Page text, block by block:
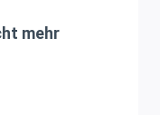
mehr